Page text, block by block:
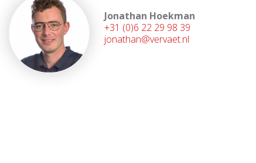
Jonathan Hoekman
+31 (0)6 22 29 98 39
jonathan@vervaet.nl